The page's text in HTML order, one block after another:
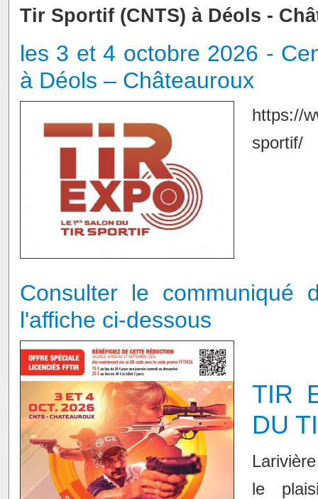
Tir Sportif (CNTS) à Déols -
les 3 et 4 octobre 2026 -
à Déols – Châteauroux
https://
sportif/
Consulter le communiqué
l'affiche ci-dessous
TIR
DU
le